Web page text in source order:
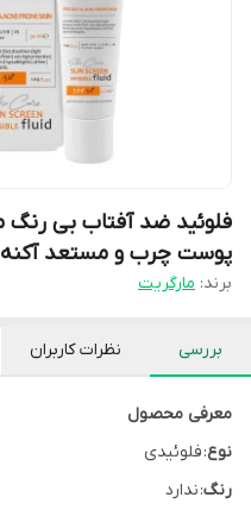
پوست چرب و مستعد آکنه 50میل
برند: مارگریت
بررسی نظرات کاربران
معرفی محصول
نوع: فلوئیدی
رنگ: ندارد